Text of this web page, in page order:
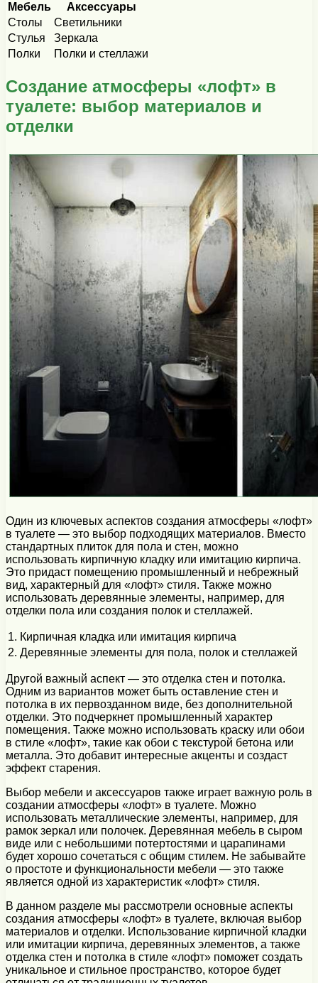
Мебель
Аксессуары
Столы
Светильники
Стулья
Зеркала
Полки
Полки и стеллажи
Создание атмосферы «лофт» в
туалете: выбор материалов и
отделки
Один из ключевых аспектов создания атмосферы «лофт»
в туалете — это выбор подходящих материалов. Вместо
стандартных плиток для пола и стен, можно
использовать кирпичную кладку или имитацию кирпича.
Это придаст помещению промышленный и небрежный
вид, характерный для «лофт» стиля. Также можно
использовать деревянные элементы, например, для
отделки пола или создания полок и стеллажей.
1. Кирпичная кладка или имитация кирпича
2. Деревянные элементы для пола, полок и стеллажей
Другой важный аспект — это отделка стен и потолка.
Одним из вариантов может быть оставление стен и
потолка в их первозданном виде, без дополнительной
отделки. Это подчеркнет промышленный характер
помещения. Также можно использовать краску или обои
в стиле «лофт», такие как обои с текстурой бетона или
металла. Это добавит интересные акценты и создаст
эффект старения.
Выбор мебели и аксессуаров также играет важную роль в
создании атмосферы «лофт» в туалете. Можно
использовать металлические элементы, например, для
рамок зеркал или полочек. Деревянная мебель в сыром
виде или с небольшими потертостями и царапинами
будет хорошо сочетаться с общим стилем. Не забывайте
о простоте и функциональности мебели — это также
является одной из характеристик «лофт» стиля.
В данном разделе мы рассмотрели основные аспекты
создания атмосферы «лофт» в туалете, включая выбор
материалов и отделки. Использование кирпичной кладки
или имитации кирпича, деревянных элементов, а также
отделка стен и потолка в стиле «лофт» поможет создать
уникальное и стильное пространство, которое будет